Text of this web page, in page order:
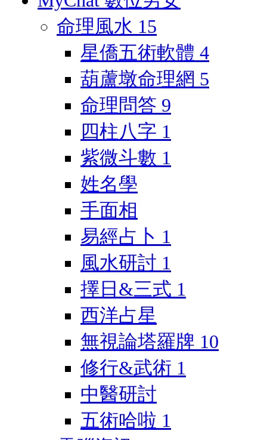
命理風水 15
星僑五術軟體 4
葫蘆墩命理網 5
命理問答 9
四柱八字 1
紫微斗數 1
姓名學
手面相
易經占卜 1
風水研討 1
擇日&三式 1
西洋占星
無視論塔羅牌 10
修行&武術 1
中醫研討
五術哈啦 1